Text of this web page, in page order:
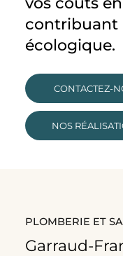
contribuant
écologique.
CONTACTEZ-
NOS
PLOMBERIE ET
Garraud-